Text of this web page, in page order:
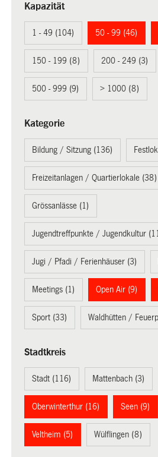
Kapazität
1 - 49 (104) 50 - 99 (46)
150 - 199 (8) 200 - 249 (3)
500 - 999 (9) > 1000 (8)
Kategorie
Bildung / Sitzung (136)
Freizeitanlagen / Quartierlokale (38)
Grössanlässe (1)
Jugendtreffpunkte / Jugendkultur
Jugi / Pfadi / Ferienhäuser (3)
Meetings (1) Open Air (9)
Sport (33) Waldhütten /
Stadtkreis
Stadt (116) Mattenbach (3)
Oberwinterthur (16) Seen (9)
Veltheim (5) Wülflingen (8)